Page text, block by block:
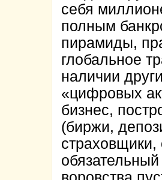
себя
полным
пирамиды,
глобальное
наличии
«цифровых
бизнес,
(биржи,